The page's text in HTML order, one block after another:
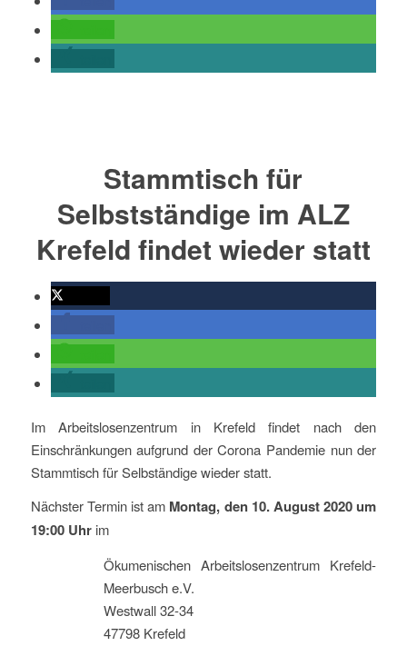
Stammtisch für
Selbstständige im ALZ
Krefeld findet wieder statt
Im Arbeitslosenzentrum in Krefeld findet nach den
Einschränkungen aufgrund der Corona Pandemie nun der
Stammtisch für Selbständige wieder statt.
Nächster Termin ist am Montag, den 10. August 2020 um
19:00 Uhrim
Ökumenischen Arbeitslosenzentrum Krefeld-
Meerbusch e.V.
Westwall 32-34
47798 Krefeld